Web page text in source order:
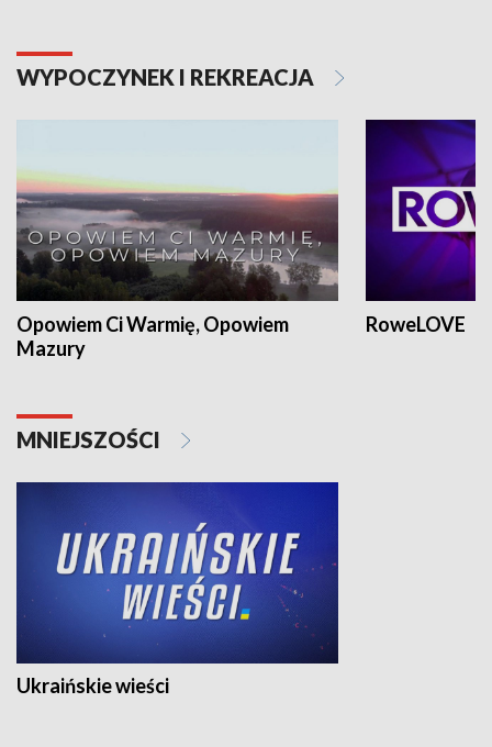
WYPOCZYNEK I REKREACJA
Opowiem Ci Warmię, Opowiem
Mazury
RoweLOVE
MNIEJSZOŚCI
Ukraińskie wieści